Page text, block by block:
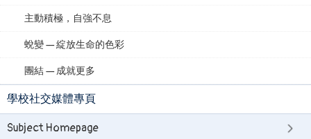
主動積極，自強不息
蛻變 — 綻放生命的色彩
團結 — 成就更多
學校社交媒體專頁
Subject Homepage